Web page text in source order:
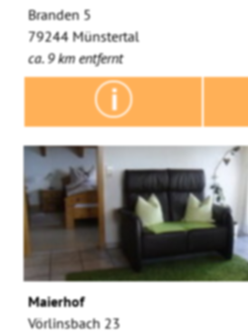
Branden 5
79244 Münstertal
ca. 9 km entfernt
Maierhof
Vörlinsbach 23